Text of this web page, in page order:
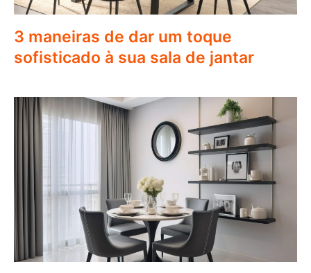
3 maneiras de dar um toque
sofisticado à sua sala de jantar